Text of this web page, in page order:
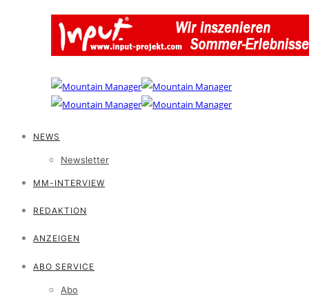
NEWS
Newsletter
MM-INTERVIEW
REDAKTION
ANZEIGEN
ABO SERVICE
Abo